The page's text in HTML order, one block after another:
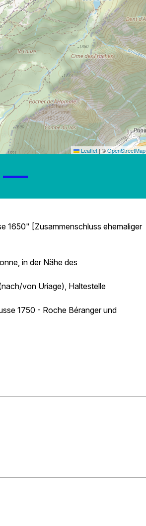
Leaflet |©OpenStreetMap
1650" [Zusammenschluss ehemaliger
in der Nähe des
von Uriage), Haltestelle
1750 - Roche Béranger und